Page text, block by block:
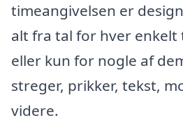
timeangivelsen er
alt fra tal for hver enkelt
eller kun for nogle af
streger, prikker, tekst,
videre.